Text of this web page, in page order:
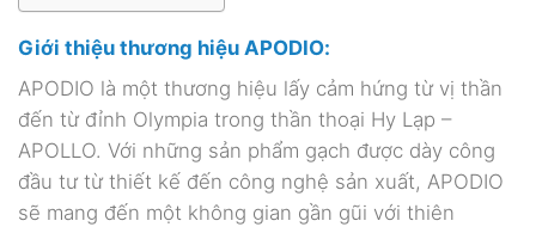
Giới thiệu thương hiệu APODIO:
APODIO là một thương hiệu lấy cảm hứng từ vị thần
đến từ đỉnh Olympia trong thần thoại Hy Lạp –
APOLLO. Với những sản phẩm gạch được dày công
đầu tư từ thiết kế đến công nghệ sản xuất, APODIO
sẽ mang đến một không gian gần gũi với thiên